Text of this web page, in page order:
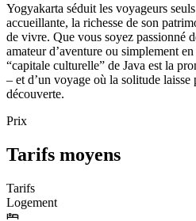
Yogyakarta séduit les voyageurs
accueillante, la richesse de son
de vivre. Que vous soyez passionné
amateur d’aventure ou simplement
“capitale culturelle” de Java est la
– et d’un voyage où la solitude laisse
découverte.
Prix
Tarifs moyens
Tarifs
Logement